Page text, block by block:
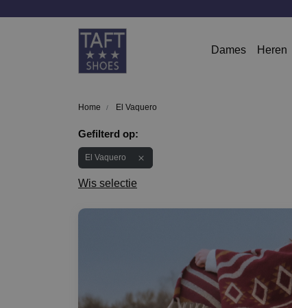
Dames Heren
Home El Vaquero
Gefilterd op:
El Vaquero
Wis selectie